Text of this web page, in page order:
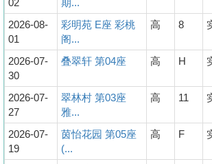
02
期...
2026-08-
01
彩明苑 E座 彩桃
阁...
高 8
2026-07-
30
叠翠轩 第04座 高 H
2026-07-
27
翠林村 第03座
雅...
高 11
2026-07-
19
茵怡花园 第05座
(...
高 F